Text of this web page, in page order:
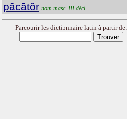
pācātŏr nom masc. III décl.
Parcourir les dictionnaire latin à partir de: